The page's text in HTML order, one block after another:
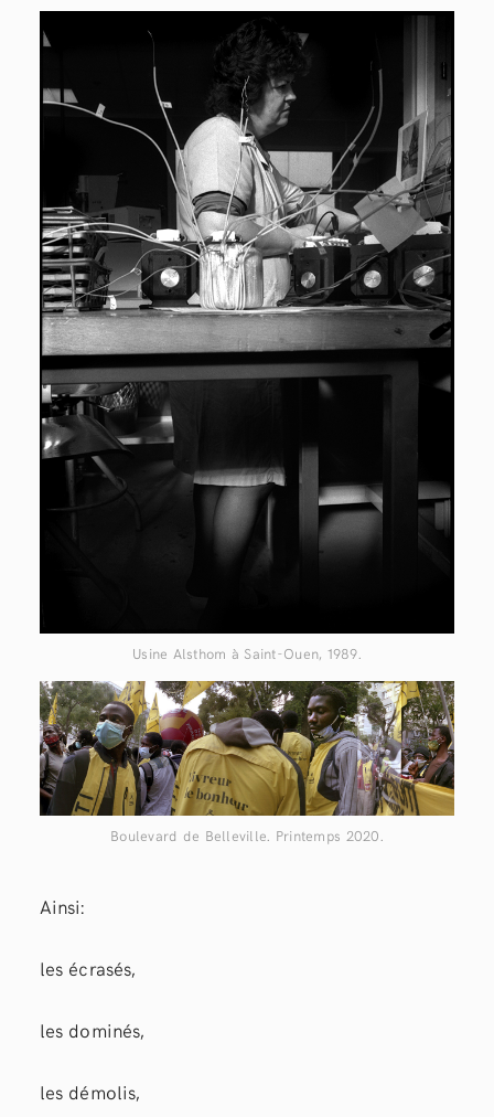
Usine Alsthom à Saint-Ouen, 1989.
Boulevard de Belleville. Printemps 2020.
Ainsi:
les écrasés,
les dominés,
les démolis,